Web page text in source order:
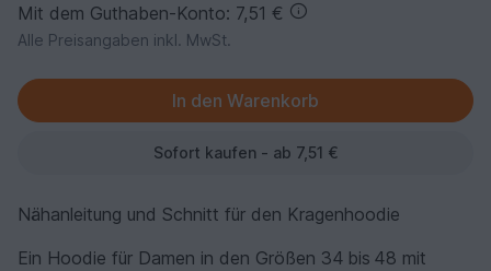
Mit dem Guthaben-Konto: 7,51 €
Alle Preisangaben inkl. MwSt.
Sofort kaufen - ab 7,51 €
Nähanleitung und Schnitt für den Kragenhoodie
Ein Hoodie für Damen in den Größen 34 bis 48 mit